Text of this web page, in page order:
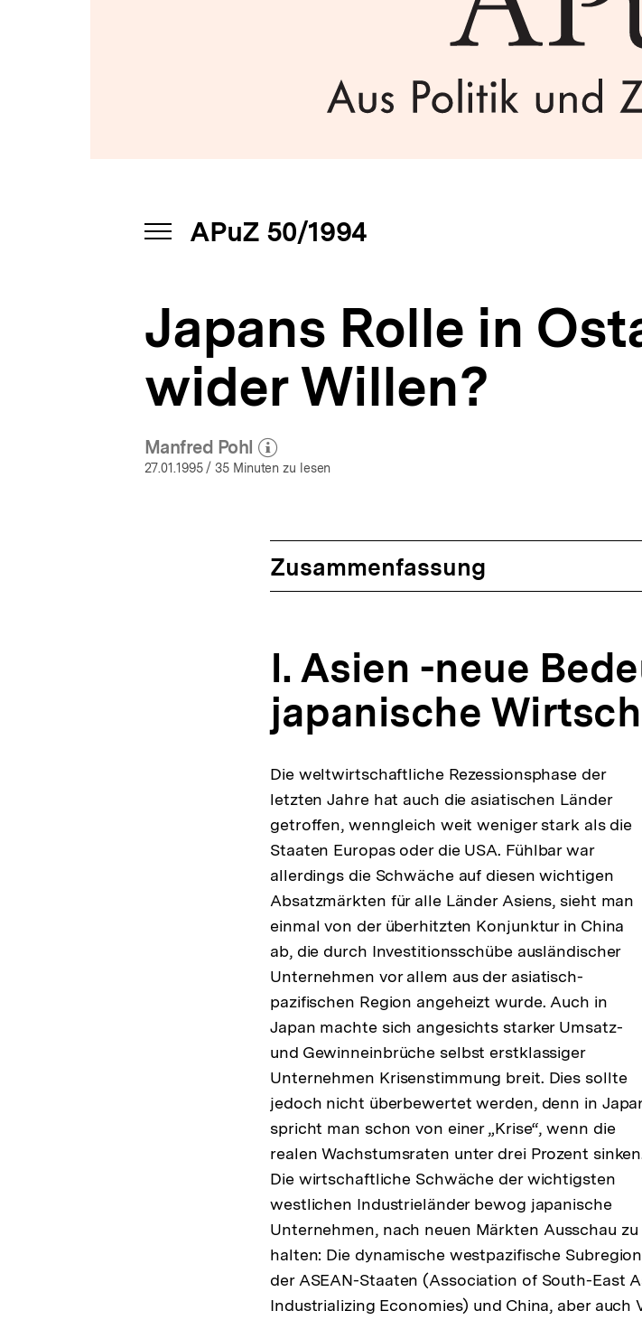
INHALTSNAVIGATION
APuZ 50/1994
Japans Rolle in
wider Willen?
Manfred Pohl
(Mehr zum Autor)
öffnen
27.01.1995/ 35 Minuten zu lesen
Zusammenfassung
I. Asien -neue
japanische
Die weltwirtschaftliche Rezessionsphase der
letzten Jahre hat auch die asiatischen Länder
getroffen, wenngleich weit weniger stark als die
Staaten Europas oder die USA. Fühlbar war
allerdings die Schwäche auf diesen wichtigen
Absatzmärkten für alle Länder Asiens, sieht man
einmal von der überhitzten Konjunktur in China
ab, die durch Investitionsschübe ausländischer
Unternehmen vor allem aus der asiatisch-
pazifischen Region angeheizt wurde. Auch in
Japan machte sich angesichts starker Umsatz-
und Gewinneinbrüche selbst erstklassiger
Unternehmen Krisenstimmung breit. Dies sollte
jedoch nicht überbewertet werden, denn in
spricht man schon von einer „Krise“, wenn die
realen Wachstumsraten unter drei Prozent
Die wirtschaftliche Schwäche der wichtigsten
westlichen Industrieländer bewog japanische
Unternehmen, nach neuen Märkten Ausschau zu
halten: Die dynamische westpazifische Subregion
der ASEAN-Staaten (Association of South-East
Industrializing Economies) und China, aber